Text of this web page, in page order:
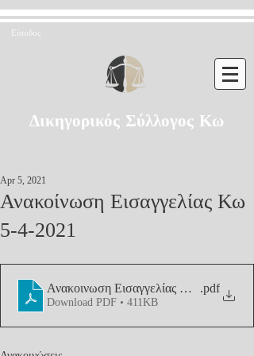
Είσοδος
Δικηγορικός Σύλλογος Κω
Ανακοίνωση Εισαγγελίας Κω
5-4-2021
Apr 5, 2021
Ανακοινωση Εισαγγελίας Κω 5-4-2021
.pdf
Download PDF • 411KB